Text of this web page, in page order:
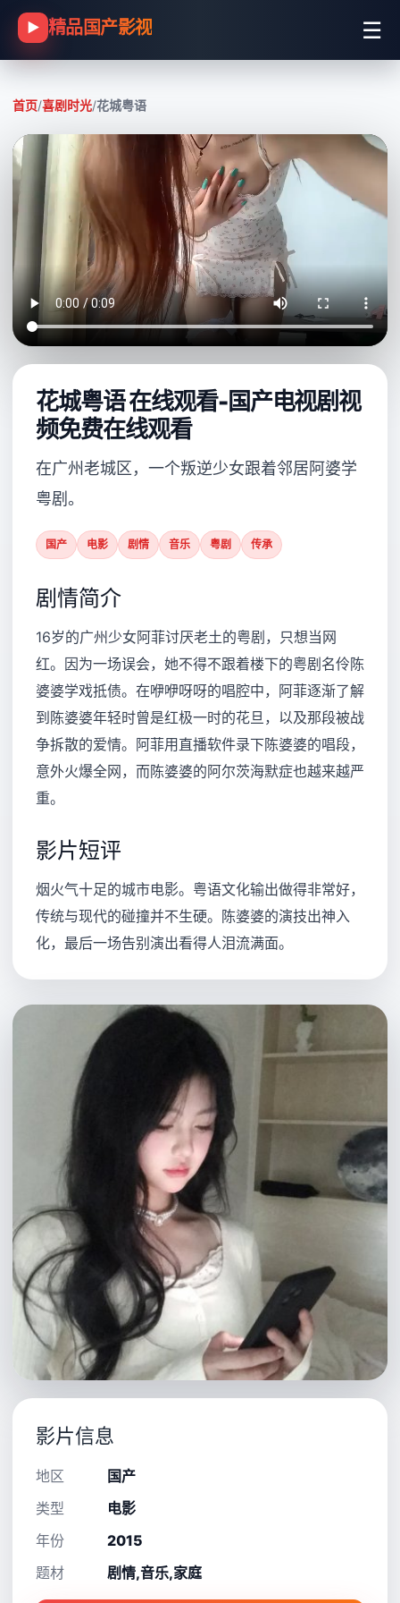
▶ 精品国产影视 ☰
首页/喜剧时光/花城粤语
花城粤语 在线观看-国产电视剧视
频免费在线观看
在广州老城区，一个叛逆少女跟着邻居阿婆学
粤剧。
国产 电影 剧情 音乐 粤剧 传承
剧情简介
16岁的广州少女阿菲讨厌老土的粤剧，只想当网
红。因为一场误会，她不得不跟着楼下的粤剧名伶陈
婆婆学戏抵债。在咿咿呀呀的唱腔中，阿菲逐渐了解
到陈婆婆年轻时曾是红极一时的花旦，以及那段被战
争拆散的爱情。阿菲用直播软件录下陈婆婆的唱段，
意外火爆全网，而陈婆婆的阿尔茨海默症也越来越严
重。
影片短评
烟火气十足的城市电影。粤语文化输出做得非常好，
传统与现代的碰撞并不生硬。陈婆婆的演技出神入
化，最后一场告别演出看得人泪流满面。
影片信息
地区
国产
类型
电影
年份
2015
题材
剧情,音乐,家庭